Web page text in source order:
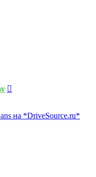
на *DriveSource.ru*